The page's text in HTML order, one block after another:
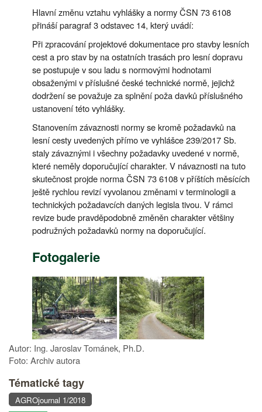
Hlavní změnu vztahu vyhlášky a normy ČSN 73 6108
přináší paragraf 3 odstavec 14, který uvádí:
Při zpracování projektové dokumentace pro stavby lesních
cest a pro stav by na ostatních trasách pro lesní dopravu
se postupuje v sou ladu s normovými hodnotami
obsaženými v příslušné české technické normě, jejichž
dodržení se považuje za splnění poža davků příslušného
ustanovení této vyhlášky.
Stanovením závaznosti normy se kromě požadavků na
lesní cesty uvedených přímo ve vyhlášce 239/2017 Sb.
staly závaznými i všechny požadavky uvedené v normě,
které neměly doporučující charakter. V návaznosti na tuto
skutečnost projde norma ČSN 73 6108 v příštích měsících
ještě rychlou revizí vyvolanou změnami v terminologii a
technických požadavcích daných legisla tivou. V rámci
revize bude pravděpodobně změněn charakter většiny
podružných požadavků normy na doporučující.
Fotogalerie
Autor: Ing. Jaroslav Tománek, Ph.D.
Foto: Archiv autora
Tématické tagy
AGROjournal 1/2018